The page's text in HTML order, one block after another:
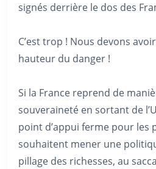
signés derrière le dos des
C’est trop ! Nous devons
hauteur du danger !
Si la France reprend de
souveraineté en sortant de
point d’appui ferme pour les
souhaitent mener une
pillage des richesses, au